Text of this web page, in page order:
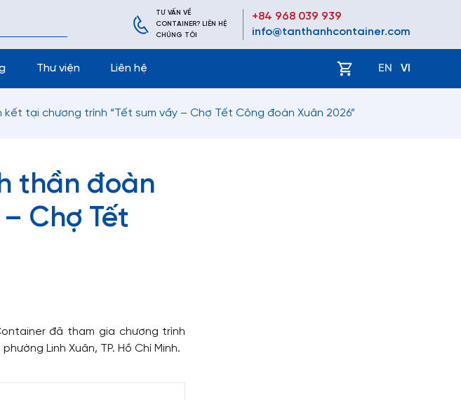
TƯ VẤN VỀ
CONTAINER? LIÊN HỆ
CHÚNG TÔI
+84 968 039 939
info@tanthanhcontainer.com
Thư viện Liên hệ EN VI
tại chương trình “Tết sum vầy – Chợ Tết Công đoàn Xuân 2026”
thần đoàn
Chợ Tết
đã tham gia chương trình
Linh Xuân, TP. Hồ Chí Minh.